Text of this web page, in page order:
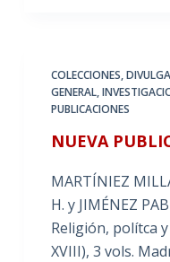
COLECCIONES,
GENERAL,
PUBLICACIONES
NUEVA
MARTÍNIEZ
H. y JIMÉNEZ
Religión, polítca
XVIII), 3 vols.